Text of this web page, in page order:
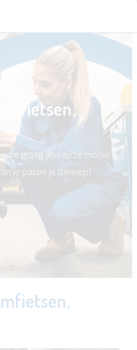
graag aan deze mooie
je passie je beroep!